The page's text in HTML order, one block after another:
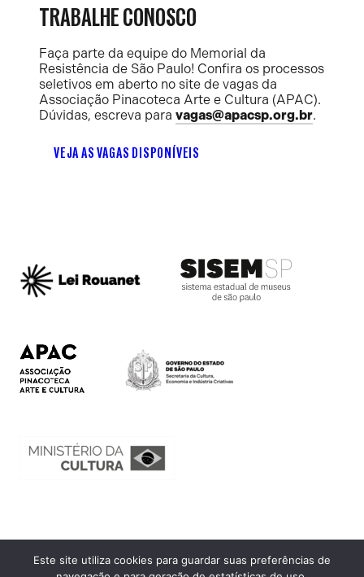
TRABALHE CONOSCO
Faça parte da equipe do Memorial da
Resistência de São Paulo! Confira os processos
seletivos em aberto no site de vagas da
Associação Pinacoteca Arte e Cultura (APAC).
Dúvidas, escreva para vagas@apacsp.org.br.
VEJA AS VAGAS DISPONÍVEIS
Ouvidoria
Este site utiliza cookies para guardar suas preferências de